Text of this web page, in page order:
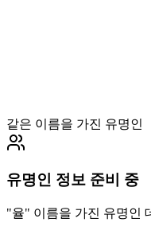
같은 이름을 가진 유명인
유명인 정보 준비 중
"율" 이름을 가진 유명인